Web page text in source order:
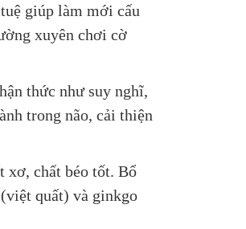
giúp làm mới cấu
xuyên chơi cờ
thức như suy nghĩ,
trong não, cải thiện
xơ, chất béo tốt. Bổ
quất) và ginkgo